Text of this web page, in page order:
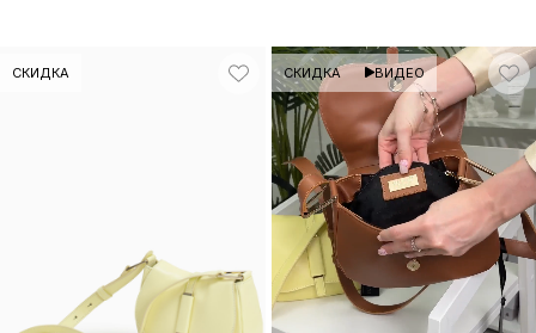
СКИДКА СКИДКА ВИДЕО